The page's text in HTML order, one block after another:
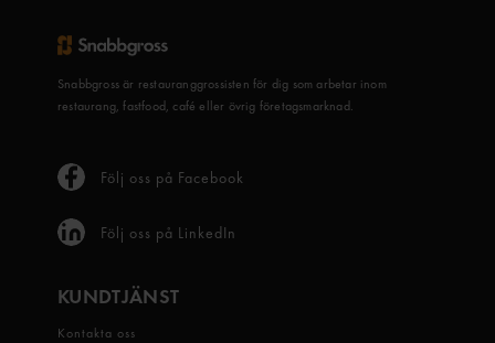
Snabbgross är restauranggrossisten för dig som arbetar inom
restaurang, fastfood, café eller övrig företagsmarknad.
Följ oss på Facebook
Följ oss på LinkedIn
KUNDTJÄNST
Kontakta oss